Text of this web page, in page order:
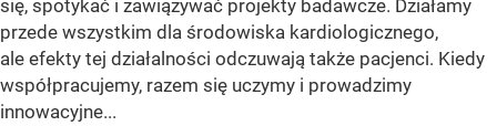
się, spotykać i zawiązywać projekty badawcze. Działamy
przede wszystkim dla środowiska kardiologicznego,
ale efekty tej działalności odczuwają także pacjenci. Kiedy
współpracujemy, razem się uczymy i prowadzimy
innowacyjne...